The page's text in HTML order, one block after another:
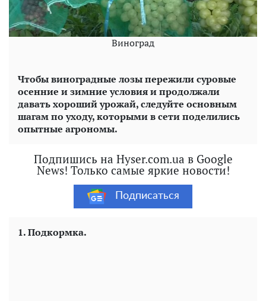
Виноград
Чтобы виноградные лозы пережили суровые
осенние и зимние условия и продолжали
давать хороший урожай, следуйте основным
шагам по уходу, которыми в сети поделились
опытные агрономы.
Подпишись на Hyser.com.ua в Google
News! Только самые яркие новости!
Подписаться
1. Подкормка.